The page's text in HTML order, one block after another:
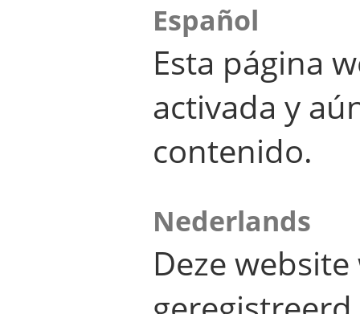
Español
Esta página
activada y
contenido.
Nederlands
Deze